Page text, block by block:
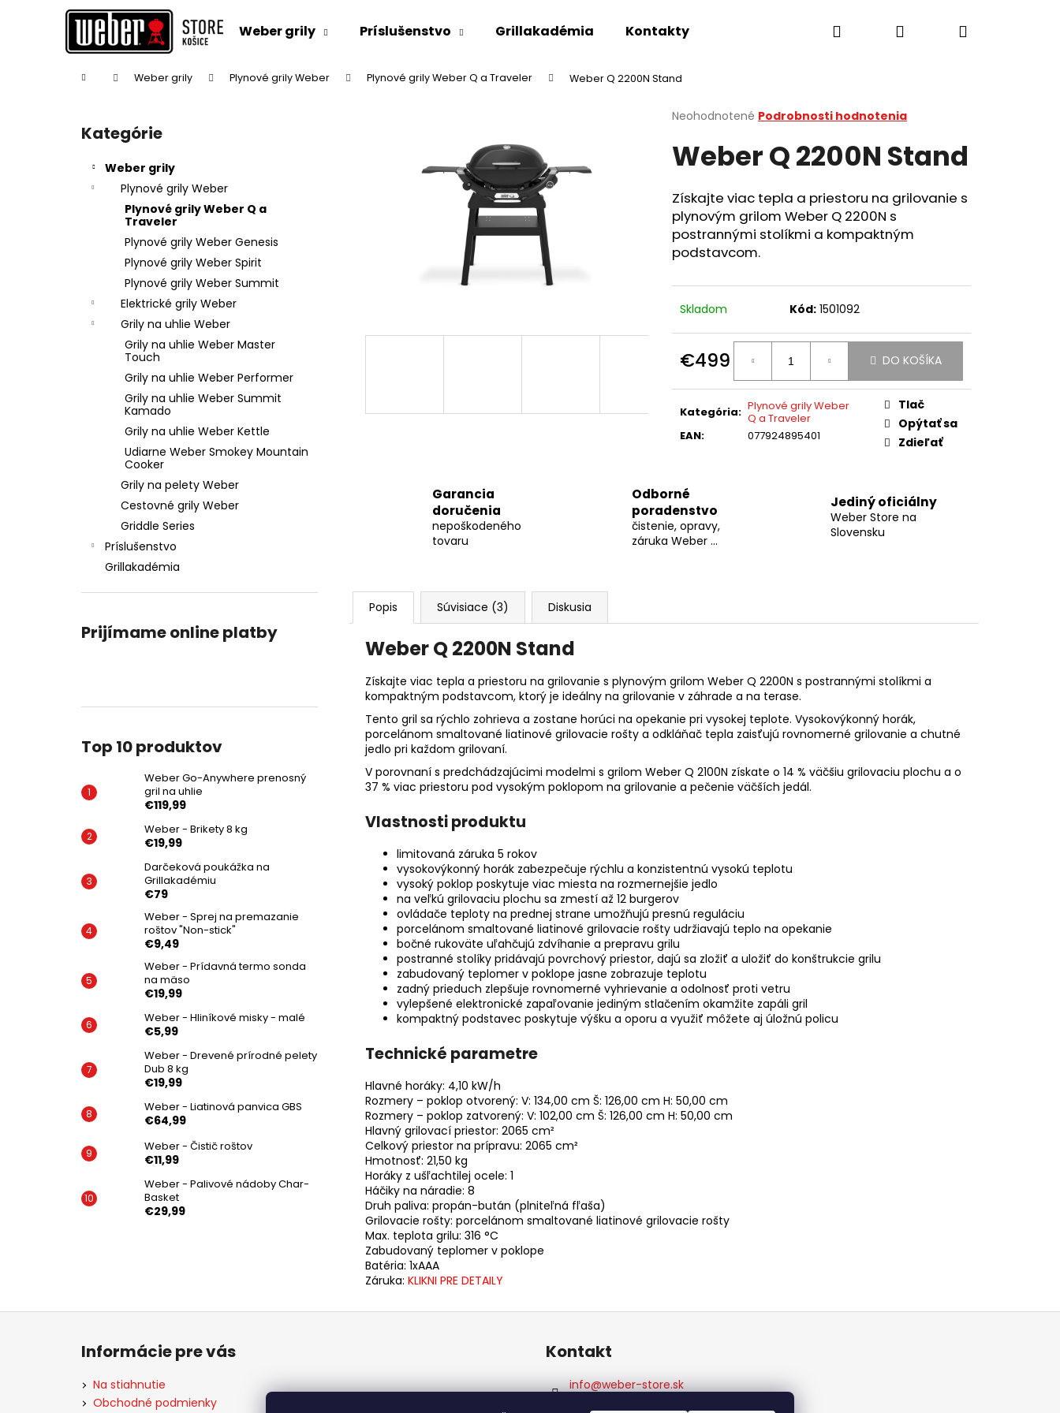
Weber grily Príslušenstvo Grillakadémia Kontakty Hľadať PrihlásenieNákupný
Domov Weber grily Plynové grily Weber Plynové grily Weber Q a Traveler Weber Q 2200N Stand
Preskočiť
kategórie
Kategórie
Weber grily
Plynové grily Weber
Plynové grily Weber Q a
Traveler
Plynové grily Weber Genesis
Plynové grily Weber Spirit
Plynové grily Weber Summit
Elektrické grily Weber
Grily na uhlie Weber
Grily na uhlie Weber Master
Touch
Grily na uhlie Weber Performer
Grily na uhlie Weber Summit
Kamado
Grily na uhlie Weber Kettle
Udiarne Weber Smokey Mountain
Cooker
Grily na pelety Weber
Cestovné grily Weber
Griddle Series
Príslušenstvo
Grillakadémia
Prijímame online platby
Top 10 produktov
Weber Go-Anywhere prenosný
gril na uhlie
€119,99
Weber - Brikety 8 kg
€19,99
Darčeková poukážka na
Grillakadémiu
€79
Weber - Sprej na premazanie
roštov "Non-stick"
€9,49
Weber - Prídavná termo sonda
na mäso
€19,99
Weber - Hliníkové misky - malé
€5,99
Weber - Drevené prírodné pelety
Dub 8 kg
€19,99
Weber - Liatinová panvica GBS
€64,99
Weber - Čistič roštov
€11,99
Weber - Palivové nádoby Char-
Basket
€29,99
Priemerné
produktu
je
z
5
hviezdičiek.
Neohodnotené Podrobnosti hodnotenia
Weber Q 2200N Stand
Získajte viac tepla a priestoru na grilovanie s
plynovým grilom Weber Q 2200N s
postrannými stolíkmi a kompaktným
podstavcom.
Skladom Kód: 1501092
€499
Jednotková
cena:
DO KOŠÍKA
Kategória: Plynové grily Weber
Q a Traveler
EAN: 077924895401
Tlač
Opýtať sa
Zdieľať
Garancia
doručenia
nepoškodeného
tovaru
Odborné
poradenstvo
čistenie, opravy,
záruka Weber ...
Jediný oficiálny
Weber Store na
Slovensku
Popis Súvisiace (3) Diskusia
Weber Q 2200N Stand
Získajte viac tepla a priestoru na grilovanie s plynovým grilom Weber Q 2200N s postrannými stolíkmi a
kompaktným podstavcom, ktorý je ideálny na grilovanie v záhrade a na terase.
Tento gril sa rýchlo zohrieva a zostane horúci na opekanie pri vysokej teplote. Vysokovýkonný horák,
porcelánom smaltované liatinové grilovacie rošty a odkláňač tepla zaisťujú rovnomerné grilovanie a chutné
jedlo pri každom grilovaní.
V porovnaní s predchádzajúcimi modelmi s grilom Weber Q 2100N získate o 14 % väčšiu grilovaciu plochu a o
37 % viac priestoru pod vysokým poklopom na grilovanie a pečenie väčších jedál.
Vlastnosti produktu
limitovaná záruka 5 rokov
vysokovýkonný horák zabezpečuje rýchlu a konzistentnú vysokú teplotu
vysoký poklop poskytuje viac miesta na rozmernejšie jedlo
na veľkú grilovaciu plochu sa zmestí až 12 burgerov
ovládače teploty na prednej strane umožňujú presnú reguláciu
porcelánom smaltované liatinové grilovacie rošty udržiavajú teplo na opekanie
bočné rukoväte uľahčujú zdvíhanie a prepravu grilu
postranné stolíky pridávajú povrchový priestor, dajú sa zložiť a uložiť do konštrukcie grilu
zabudovaný teplomer v poklope jasne zobrazuje teplotu
zadný prieduch zlepšuje rovnomerné vyhrievanie a odolnosť proti vetru
vylepšené elektronické zapaľovanie jediným stlačením okamžite zapáli gril
kompaktný podstavec poskytuje výšku a oporu a využiť môžete aj úložnú policu
Technické parametre
Hlavné horáky: 4,10 kW/h
Rozmery – poklop otvorený: V: 134,00 cm Š: 126,00 cm H: 50,00 cm
Rozmery – poklop zatvorený: V: 102,00 cm Š: 126,00 cm H: 50,00 cm
Hlavný grilovací priestor: 2065 cm²
Celkový priestor na prípravu: 2065 cm²
Hmotnosť: 21,50 kg
Horáky z ušľachtilej ocele: 1
Háčiky na náradie: 8
Druh paliva: propán-bután (plniteľná fľaša)
Grilovacie rošty: porcelánom smaltované liatinové grilovacie rošty
Max. teplota grilu: 316 °C
Zabudovaný teplomer v poklope
Batéria: 1xAAA
Záruka: KLIKNI PRE DETAILY
Späť
Späť
Čo potrebujete nájsť?
Odporúčame
WEBER GO-ANYWHERE PRENOSNÝ GRIL
NA UHLIE
€119,99
DARČEKOVÁ POUKÁŽKA NA
GRILLAKADÉMIU
Informácie pre vás
Na stiahnutie
Obchodné podmienky
Kontakt
info@weber-store.sk